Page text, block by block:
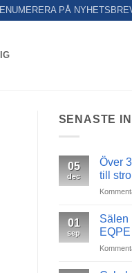
PÅ
SENASTE
05
dec
Över
till
01
sep
Sälen